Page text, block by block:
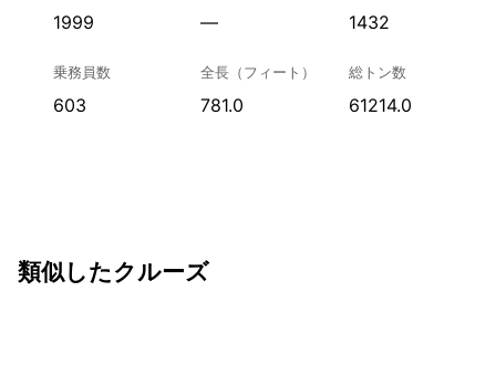
1999 — 1432
乗務員数
603
全長（フィート）
781.0
総トン数
61214.0
類似したクルーズ